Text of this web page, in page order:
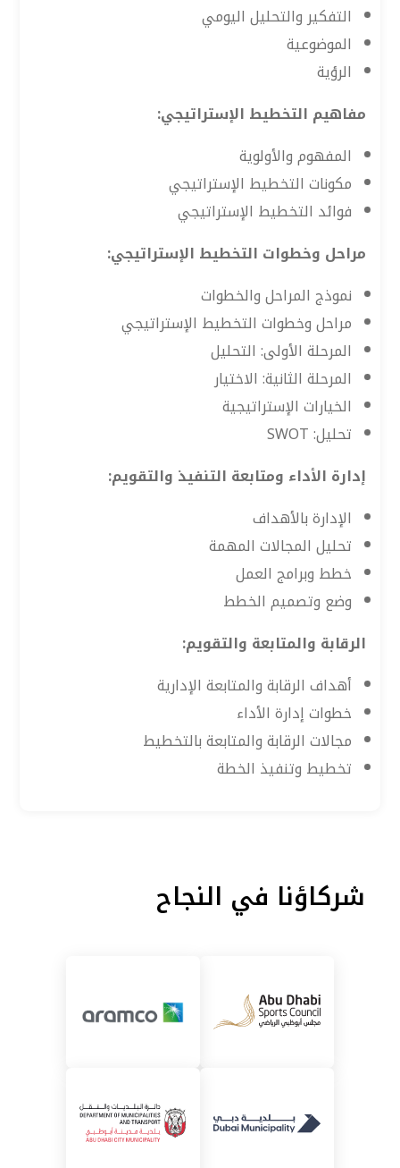
التفكير والتحليل اليومي
الموضوعية
الرؤية
مفاهيم التخطيط الإستراتيجي:
المفهوم والأولوية
مكونات التخطيط الإستراتيجي
فوائد التخطيط الإستراتيجي
مراحل وخطوات التخطيط الإستراتيجي:
نموذج المراحل والخطوات
مراحل وخطوات التخطيط الإستراتيجي
المرحلة الأولى: التحليل
المرحلة الثانية: الاختيار
الخيارات الإستراتيجية
تحليل: SWOT
إدارة الأداء ومتابعة التنفيذ والتقويم:
الإدارة بالأهداف
تحليل المجالات المهمة
خطط وبرامج العمل
وضع وتصميم الخطط
الرقابة والمتابعة والتقويم:
أهداف الرقابة والمتابعة الإدارية
خطوات إدارة الأداء
مجالات الرقابة والمتابعة بالتخطيط
تخطيط وتنفيذ الخطة
شركاؤنا في النجاح